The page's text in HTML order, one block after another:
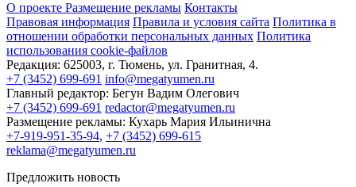
О проекте Размещение рекламы Контакты
Правовая информация Правила и условия сайта Политика в
отношении обработки персональных данных Политика
использования cookie-файлов
Редакция: 625003, г. Тюмень, ул. Гранитная, 4.
+7 (3452) 699-691 info@megatyumen.ru
Главный редактор: Бегун Вадим Олегович
+7 (3452) 699-691 redactor@megatyumen.ru
Размещение рекламы: Кухарь Мария Ильинична
+7-919-951-35-94, +7 (3452) 699-615
reklama@megatyumen.ru
Предложить новость